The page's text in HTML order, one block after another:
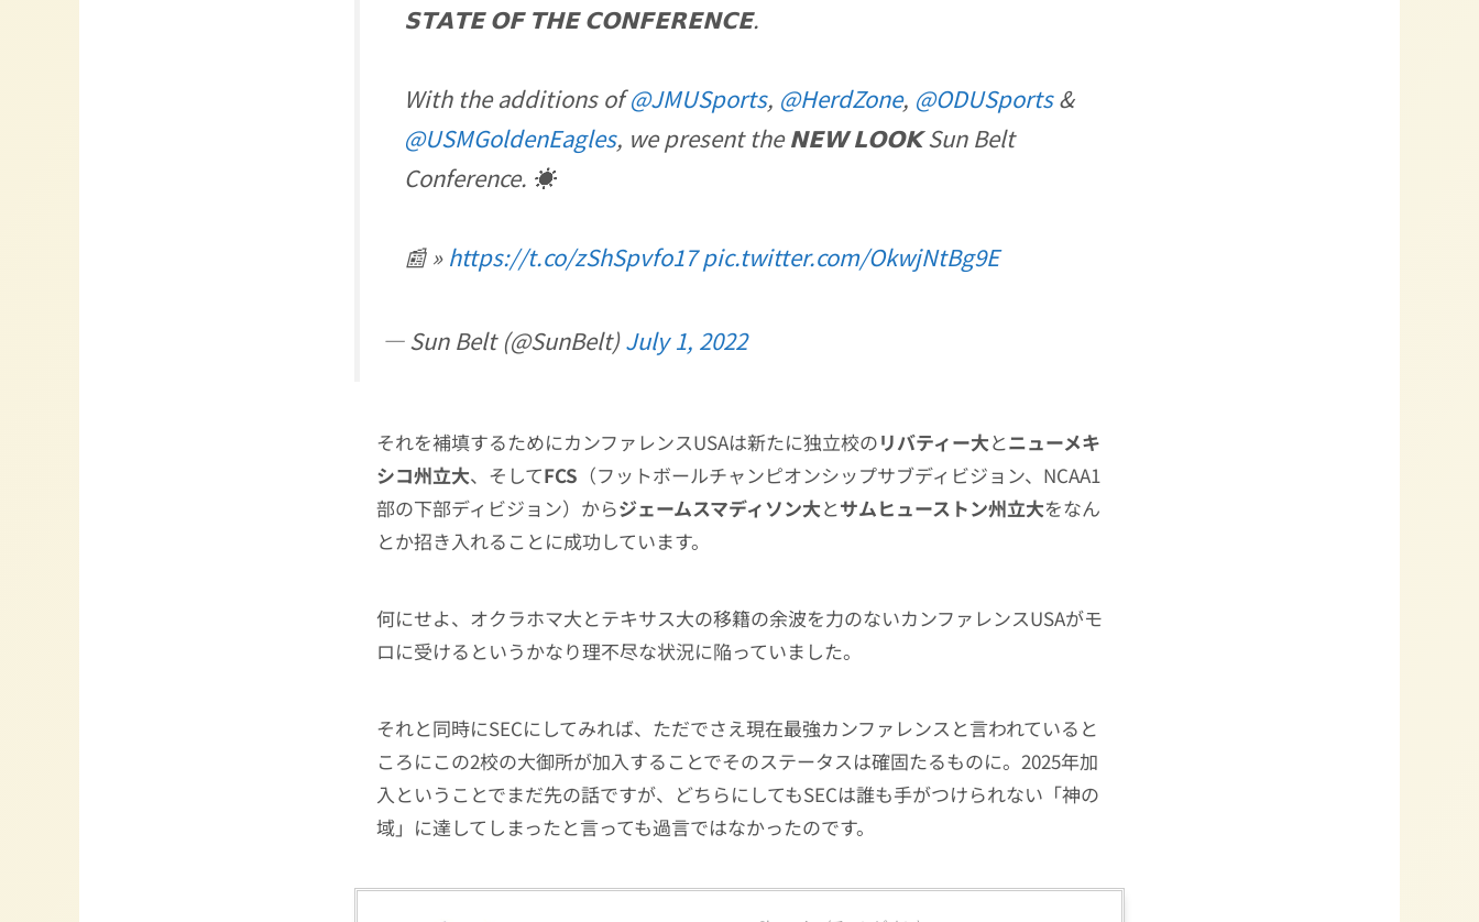
𝗦𝗧𝗔𝗧𝗘 𝗢𝗙 𝗧𝗛𝗘 𝗖𝗢𝗡𝗙𝗘𝗥𝗘𝗡𝗖𝗘.
With the additions of@JMUSports, @HerdZone, @ODUSports&
@USMGoldenEagles, we present the 𝗡𝗘𝗪 𝗟𝗢𝗢𝗞 Sun Belt
Conference. ☀️
📰 » https://t.co/zShSpvfo17 pic.twitter.com/OkwjNtBg9E
— Sun Belt (@SunBelt)July 1, 2022
それを補填するためにカンファレンスUSAは新たに独立校のリバティー大とニューメキ
シコ州立大、そしてFCS （フットボールチャンピオンシップサブディビジョン、NCAA1
部の下部ディビジョン）からジェームスマディソン大とサムヒューストン州立大をなん
とか招き入れることに成功しています。
何にせよ、オクラホマ大とテキサス大の移籍の余波を力のないカンファレンスUSAがモ
ロに受けるというかなり理不尽な状況に陥っていました。
それと同時にSECにしてみれば、ただでさえ現在最強カンファレンスと言われていると
ころにこの2校の大御所が加入することでそのステータスは確固たるものに。2025年加
入ということでまだ先の話ですが、どちらにしてもSECは誰も手がつけられない「神の
域」に達してしまったと言っても過言ではなかったのです。